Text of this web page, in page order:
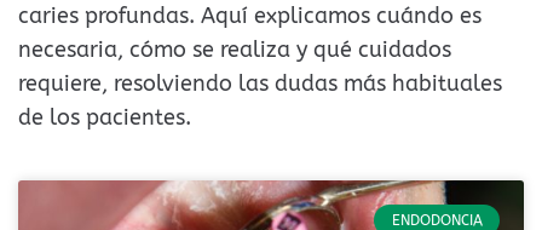
caries profundas. Aquí explicamos cuándo es
necesaria, cómo se realiza y qué cuidados
requiere, resolviendo las dudas más habituales
de los pacientes.
ENDODONCIA